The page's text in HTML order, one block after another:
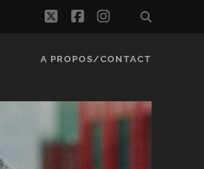
twitterfacebook
instagram
A PROPOS/CONTACT